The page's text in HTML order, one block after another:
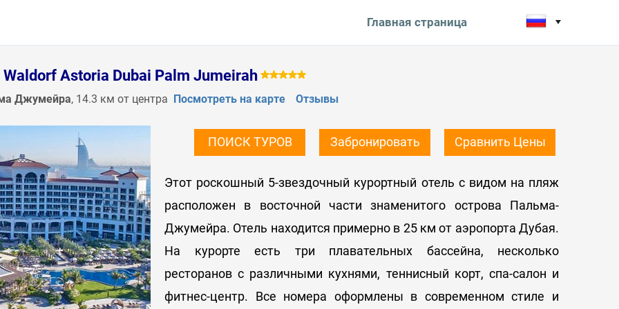
Главная страница
Waldorf Astoria Dubai Palm Jumeirah
Джумейра, 14.3 км от центра Посмотреть на карте Отзывы
Сравнить Цены
Забронировать
ПОИСК ТУРОВ
Этот роскошный 5-звездочный курортный отель с видом на пляж
расположен в восточной части знаменитого острова Пальма-
Джумейра. Отель находится примерно в 25 км от аэропорта Дубая.
На курорте есть три плавательных бассейна, несколько
ресторанов с различными кухнями, теннисный корт, спа-салон и
фитнес-центр. Все номера оформлены в современном стиле и